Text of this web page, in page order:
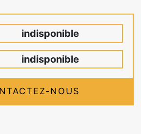
indisponible
indisponible
NOUS